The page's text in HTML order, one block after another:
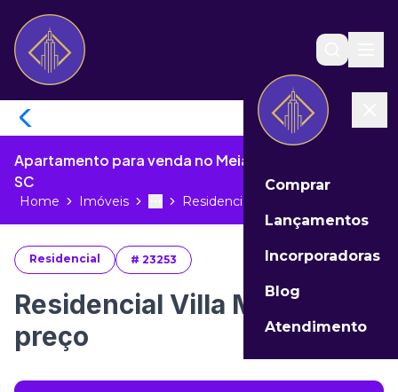
Comprar
Lançamentos
Incorporadoras
Blog
Atendimento
Apartamento para venda no Meia Praia de Itapema -
SC
Home Imóveis More
Toggle menu
Residencial Villa Maiorca preço...
Residencial # 23253
Residencial Villa Maiorca
preço